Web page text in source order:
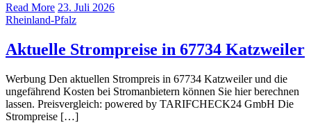
Read More 23. Juli 2026
Rheinland-Pfalz
Aktuelle Strompreise in 67734 Katzweiler
Werbung Den aktuellen Strompreis in 67734 Katzweiler und die
ungefährend Kosten bei Stromanbietern können Sie hier berechnen
lassen. Preisvergleich: powered by TARIFCHECK24 GmbH Die
Strompreise […]